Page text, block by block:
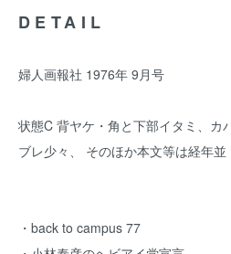
DETAIL
婦人画報社 1976年 9月号
状態C 背ヤケ・角と下部イタミ、カ
ブレ少々、 そのほか本文等は経年並
・back to campus 77